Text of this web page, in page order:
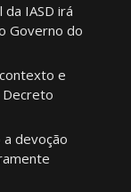
da IASD irá
Governo do
e
a devoção